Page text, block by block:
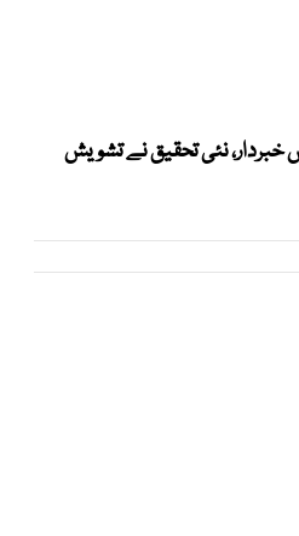
خبردار، نئی تحقیق نے تشویش